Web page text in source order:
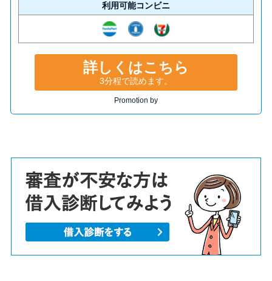
利用可能コンビニ
詳しくはこちら
3分程で読めます。
Promotion by